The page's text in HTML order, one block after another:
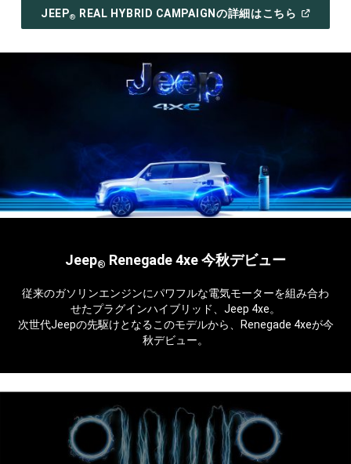
JEEP® ︎ REAL HYBRID CAMPAIGNの詳細はこちら OPEN
WINDOW)
Jeep® Renegade 4xe 今秋デビュー
従来のガソリンエンジンにパワフルな電気モーターを組み合わ
せたプラグインハイブリッド、Jeep 4xe。
次世代Jeepの先駆けとなるこのモデルから、Renegade 4xeが今
秋デビュー。